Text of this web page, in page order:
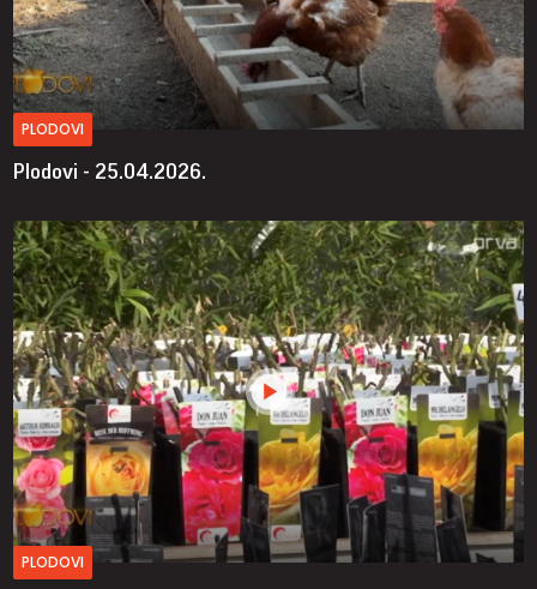
PLODOVI
Plodovi - 25.04.2026.
PLODOVI